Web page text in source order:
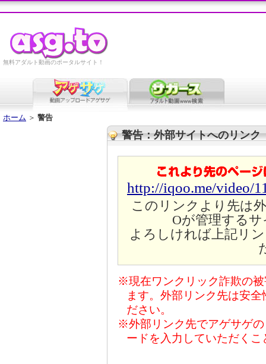
無料アダルト動画のポータルサイト！
ホーム ＞ 警告
警告：外部サイトへのリンク
http://iqoo.me/video/
このリンクより先は
Oが管理する
よろしければ上記リ
※現在ワンクリック詐欺の
ます。外部リンク先は安
ださい。
※外部リンク先でアゲサゲ
ードを入力していただく